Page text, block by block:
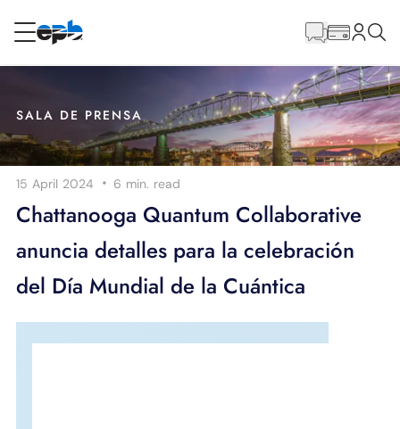
Internet
Energía
Televisión
principal
SALA DE PRENSA
15 April 2024 · 6 min. read
Chattanooga Quantum Collaborative
anuncia detalles para la celebración
del Día Mundial de la Cuántica